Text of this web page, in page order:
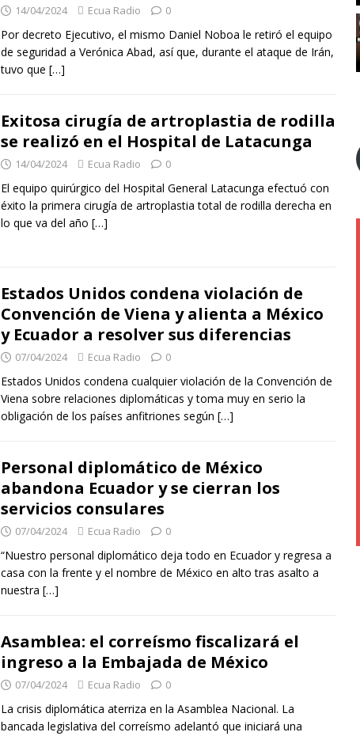
14/04/2024 Ecua Radio 0
Por decreto Ejecutivo, el mismo Daniel Noboa le retiró el equipo
de seguridad a Verónica Abad, así que, durante el ataque de Irán,
tuvo que […]
Exitosa cirugía de artroplastia de rodilla
se realizó en el Hospital de Latacunga
14/04/2024 Ecua Radio 0
El equipo quirúrgico del Hospital General Latacunga efectuó con
éxito la primera cirugía de artroplastia total de rodilla derecha en
lo que va del año […]
Estados Unidos condena violación de
Convención de Viena y alienta a México
y Ecuador a resolver sus diferencias
07/04/2024 Ecua Radio 0
Estados Unidos condena cualquier violación de la Convención de
Viena sobre relaciones diplomáticas y toma muy en serio la
obligación de los países anfitriones según […]
Personal diplomático de México
abandona Ecuador y se cierran los
servicios consulares
07/04/2024 Ecua Radio 0
“Nuestro personal diplomático deja todo en Ecuador y regresa a
casa con la frente y el nombre de México en alto tras asalto a
nuestra […]
Asamblea: el correísmo fiscalizará el
ingreso a la Embajada de México
07/04/2024 Ecua Radio 0
La crisis diplomática aterriza en la Asamblea Nacional. La
bancada legislativa del correísmo adelantó que iniciará una